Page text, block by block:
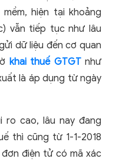
hiện tại khoảng
vẫn tiếp tục như lâu
dữ liệu đến cơ quan
khai thuế GTGTnhư
là áp dụng từ ngày
ro cao, lâu nay đang
thì cũng từ 1-1-2018
điện tử có mã xác